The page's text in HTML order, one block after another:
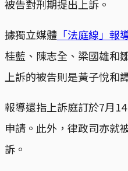
被告對刑期提出上訴。
據獨立媒體 「法庭線」報
桂藍、陳志全、梁國雄和
上訴的被告則是黃子悅和
報導還指上訴庭訂於7月
申請。此外，律政司亦就
訴。